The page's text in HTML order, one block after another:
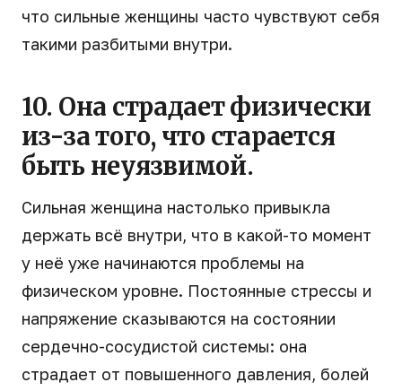
что сильные женщины часто чувствуют себя
такими разбитыми внутри.
10. Она страдает физически
из-за того, что старается
быть неуязвимой.
Сильная женщина настолько привыкла
держать всё внутри, что в какой-то момент
у неё уже начинаются проблемы на
физическом уровне. Постоянные стрессы и
напряжение сказываются на состоянии
сердечно-сосудистой системы: она
страдает от повышенного давления, болей